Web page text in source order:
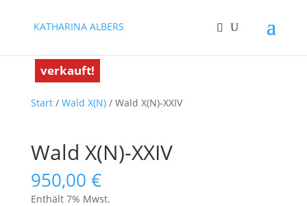
KATHARINA ALBERS
Start/ Wald X(N)/ Wald X(N)-XXIV
Wald X(N)-XXIV
950,00 €
Enthält 7% Mwst.
verkauft!
verkauft!